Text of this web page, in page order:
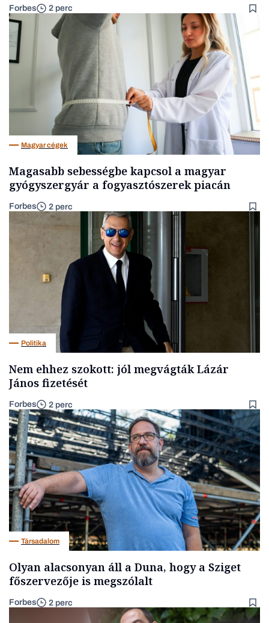
Forbes 2 perc
Magyar cégek
Magasabb sebességbe kapcsol a magyar
gyógyszergyár a fogyasztószerek piacán
Forbes 2 perc
Politika
Nem ehhez szokott: jól megvágták Lázár
János fizetését
Forbes 2 perc
Társadalom
Olyan alacsonyan áll a Duna, hogy a Sziget
főszervezője is megszólalt
Forbes 2 perc